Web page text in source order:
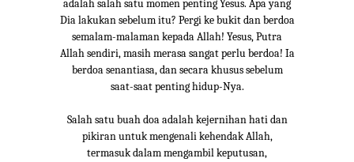
adalah salah satu momen penting Yesus. Apa yang
Dia lakukan sebelum itu? Pergi ke bukit dan berdoa
semalam-malaman kepada Allah! Yesus, Putra
Allah sendiri, masih merasa sangat perlu berdoa! Ia
berdoa senantiasa, dan secara khusus sebelum
saat-saat penting hidup-Nya.
Salah satu buah doa adalah kejernihan hati dan
pikiran untuk mengenali kehendak Allah,
termasuk dalam mengambil keputusan,